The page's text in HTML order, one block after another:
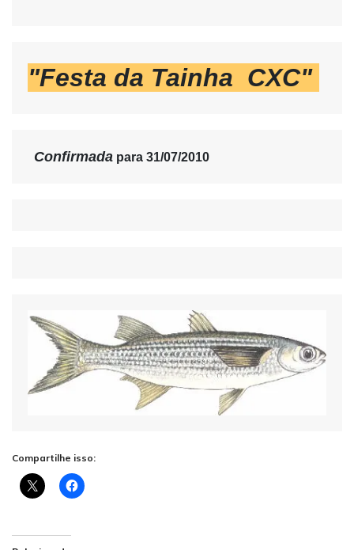
"Festa da Tainha  CXC"
Confirmada para 31/07/2010
Compartilhe isso: